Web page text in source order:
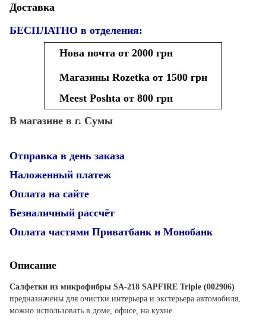
Доставка
БЕСПЛАТНО в отделения:
Нова почта от 2000 грн
Магазины Rozetka от 1500 грн
Meest Poshta от 800 грн
В магазине в г. Сумы
Отправка в день заказа
Наложенный платеж
Оплата на сайте
Безналичный рассчёт
Оплата частями Приватбанк и Монобанк
Описание
Салфетки из микрофибры SA-218 SAPFIRE Triple (002906)
предназначены для очистки интерьера и экстерьера автомобиля,
можно использовать в доме, офисе, на кухне.